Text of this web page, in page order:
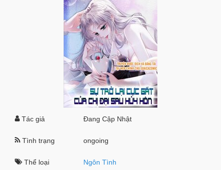
Tác giả Đang Cập Nhật
Tình trạng ongoing
Thể loại Ngôn Tình